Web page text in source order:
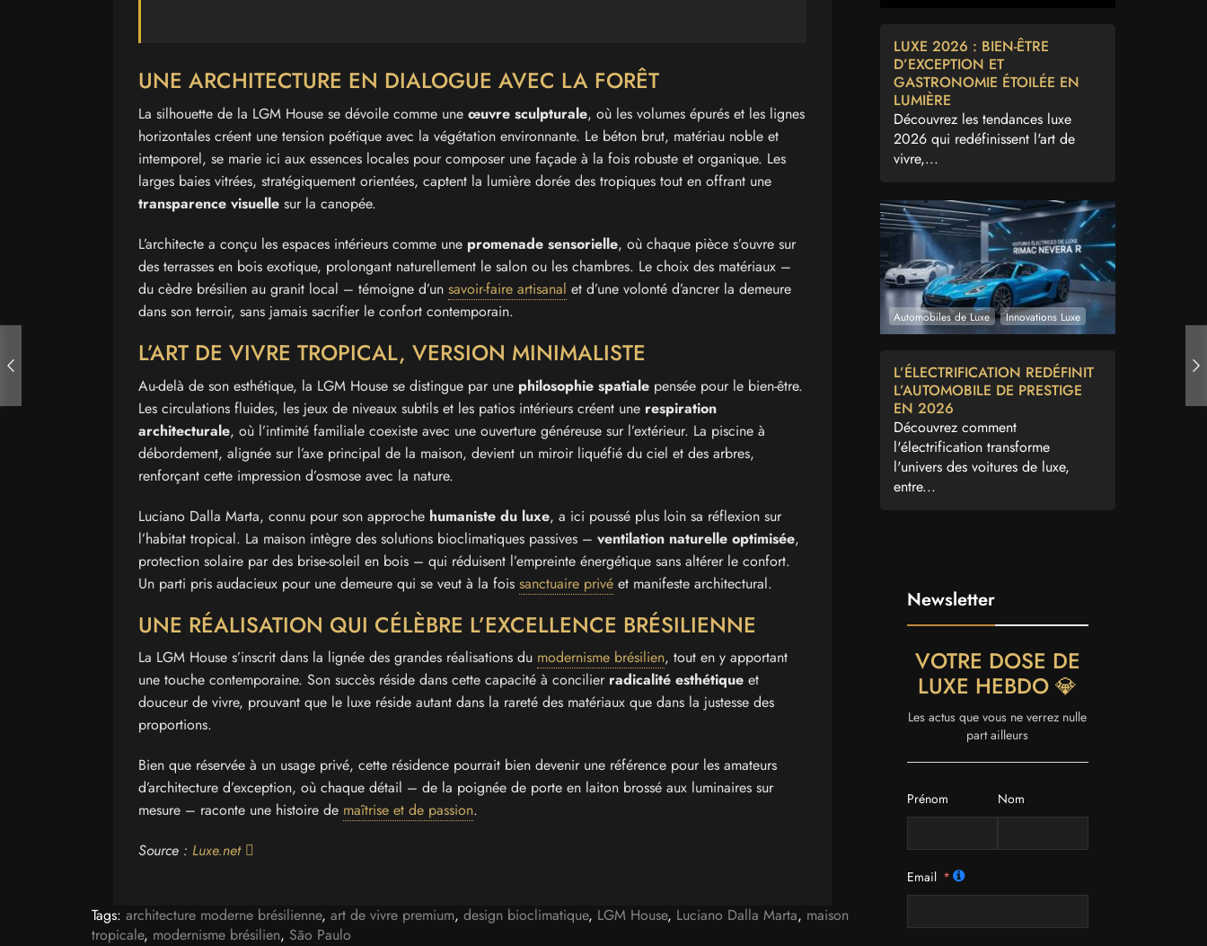
UNE ARCHITECTURE EN DIALOGUE AVEC LA FORÊT
La silhouette de la LGM House se dévoile comme une œuvre sculpturale, où les volumes épurés et les lignes
horizontales créent une tension poétique avec la végétation environnante. Le béton brut, matériau noble et
intemporel, se marie ici aux essences locales pour composer une façade à la fois robuste et organique. Les
larges baies vitrées, stratégiquement orientées, captent la lumière dorée des tropiques tout en offrant une
transparence visuellesur la canopée.
L’architecte a conçu les espaces intérieurs comme une promenade sensorielle, où chaque pièce s’ouvre sur
des terrasses en bois exotique, prolongant naturellement le salon ou les chambres. Le choix des matériaux –
du cèdre brésilien au granit local – témoigne d’un savoir-faire artisanal et d’une volonté d’ancrer la demeure
dans son terroir, sans jamais sacrifier le confort contemporain.
L’ART DE VIVRE TROPICAL, VERSION MINIMALISTE
Au-delà de son esthétique, la LGM House se distingue par une philosophie spatialepensée pour le bien-être.
Les circulations fluides, les jeux de niveaux subtils et les patios intérieurs créent une respiration
architecturale, où l’intimité familiale coexiste avec une ouverture généreuse sur l’extérieur. La piscine à
débordement, alignée sur l’axe principal de la maison, devient un miroir liquéfié du ciel et des arbres,
renforçant cette impression d’osmose avec la nature.
Luciano Dalla Marta, connu pour son approche humaniste du luxe, a ici poussé plus loin sa réflexion sur
l’habitat tropical. La maison intègre des solutions bioclimatiques passives – ventilation naturelle optimisée,
protection solaire par des brise-soleil en bois – qui réduisent l’empreinte énergétique sans altérer le confort.
Un parti pris audacieux pour une demeure qui se veut à la fois sanctuaire privéet manifeste architectural.
UNE RÉALISATION QUI CÉLÈBRE L’EXCELLENCE BRÉSILIENNE
La LGM House s’inscrit dans la lignée des grandes réalisations du modernisme brésilien, tout en y apportant
une touche contemporaine. Son succès réside dans cette capacité à concilier radicalité esthétiqueet
douceur de vivre, prouvant que le luxe réside autant dans la rareté des matériaux que dans la justesse des
proportions.
Bien que réservée à un usage privé, cette résidence pourrait bien devenir une référence pour les amateurs
d’architecture d’exception, où chaque détail – de la poignée de porte en laiton brossé aux luminaires sur
mesure – raconte une histoire de maîtrise et de passion.
Source : Luxe.net
Tags: architecture moderne brésilienne, art de vivre premium, design bioclimatique, LGM House, Luciano Dalla Marta, maison
tropicale, modernisme brésilien, São Paulo
LUXE 2026 : BIEN-ÊTRE
D’EXCEPTION ET
GASTRONOMIE ÉTOILÉE EN
LUMIÈRE
Découvrez les tendances luxe
2026 qui redéfinissent l'art de
vivre,...
Automobiles de Luxe Innovations Luxe
L’ÉLECTRIFICATION REDÉFINIT
L’AUTOMOBILE DE PRESTIGE
EN 2026
Découvrez comment
l'électrification transforme
l'univers des voitures de luxe,
entre...
Newsletter
VOTRE DOSE DE
LUXE HEBDO 💎
Les actus que vous ne verrez nulle
part ailleurs
Prénom Nom
Email